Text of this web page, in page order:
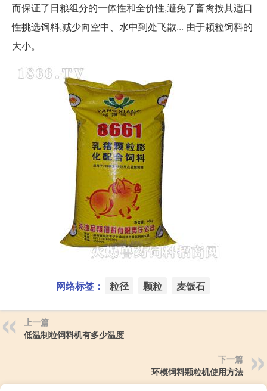
而保证了日粮组分的一体性和全价性,避免了畜禽按其适口
性挑选饲料,减少向空中、水中到处飞散... 由于颗粒饲料的
大小。
网络标签： 粒径 颗粒 麦饭石
上一篇
低温制粒饲料机有多少温度
下一篇
环模饲料颗粒机使用方法